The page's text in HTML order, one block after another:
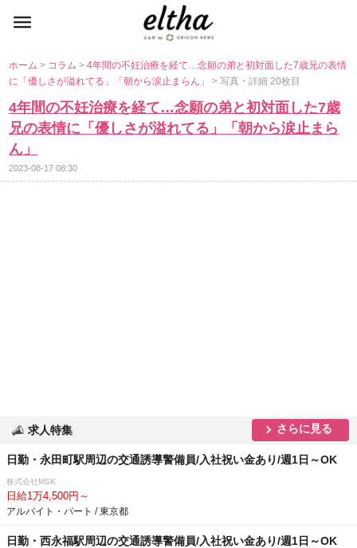
ホーム> コラム>4年間の不妊治療を経て…念願の弟と初対面した7歳兄の表情
に「優しさが溢れてる」「朝から涙止まらん」> 写真・詳細 20枚目
4年間の不妊治療を経て…念願の弟と初対面した7歳
兄の表情に「優しさが溢れてる」「朝から涙止まら
ん」
2023-08-17 08:30
求人特集 さらに見る
日勤・永田町駅周辺の交通誘導警備員/入社祝い金あり/週1日～OK
株式会社MSK
日給1万4,500円～
アルバイト・パート / 東京都
日勤・西永福駅周辺の交通誘導警備員/入社祝い金あり/週1日～OK